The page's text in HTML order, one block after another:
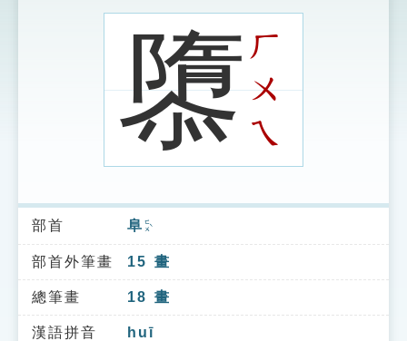
索引選單
知識索引
單字索引
生命大百科索引
示
隳ㄏ
ㄨ
ㄟ
部首 阜 ㄈㄨˋ
部首外筆畫 15 畫
總筆畫 18 畫
漢語拼音 huī